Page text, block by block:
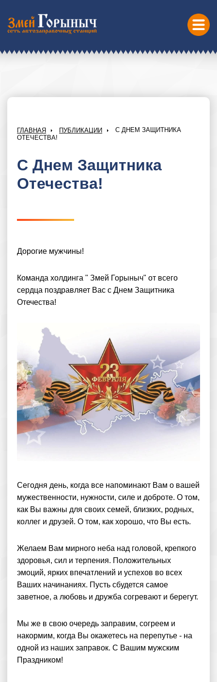
ГЛАВНАЯ ПУБЛИКАЦИИ
С ДНЕМ ЗАЩИТНИКА
ОТЕЧЕСТВА!
С Днем Защитника
Отечества!
Дорогие мужчины!
Команда холдинга " Змей Горыныч" от всего
сердца поздравляет Вас с Днем Защитника
Отечества!
Сегодня день, когда все напоминают Вам о вашей
мужественности, нужности, силе и доброте. О том,
как Вы важны для своих семей, близких, родных,
коллег и друзей. О том, как хорошо, что Вы есть.
Желаем Вам мирного неба над головой, крепкого
здоровья, сил и терпения. Положительных
эмоций, ярких впечатлений и успехов во всех
Ваших начинаниях. Пусть сбудется самое
заветное, а любовь и дружба согревают и берегут.
Мы же в свою очередь заправим, согреем и
накормим, когда Вы окажетесь на перепутье - на
одной из наших заправок. С Вашим мужским
Праздником!